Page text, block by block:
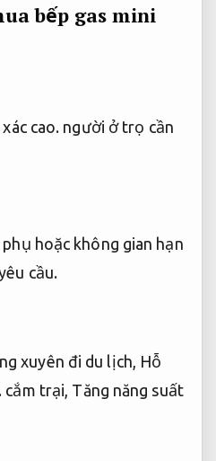
bếp gas mini
cao. người ở trọ cần
hoặc không gian hạn
cầu.
xuyên đi du lịch, Hỗ
cắm trại, Tăng năng suất